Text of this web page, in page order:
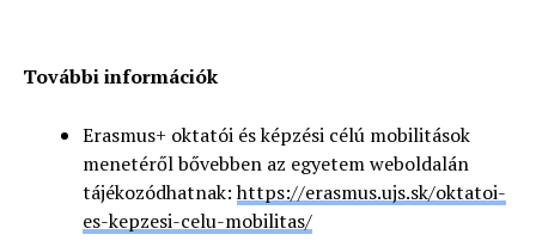
További információk
Erasmus+ oktatói és képzési célú mobilitások
menetéről bővebben az egyetem weboldalán
tájékozódhatnak:https://erasmus.ujs.sk/oktatoi-
es-kepzesi-celu-mobilitas/